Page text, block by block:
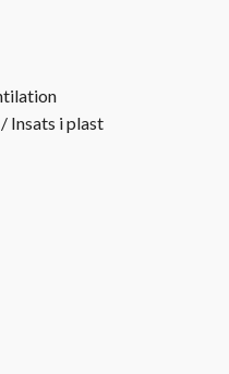
Insats i plast